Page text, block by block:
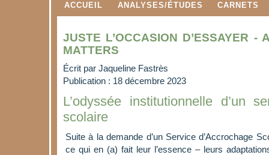
ACCUEIL ANALYSES/ÉTUDES CARNETS
JUSTE L’OCCASION D’ESSAYER -
MATTERS
Écrit par Jaqueline Fastrès
Publication : 18 décembre 2023
L’odyssée institutionnelle d’un
scolaire
Suite à la demande d’un Service d’Accrochage
ce qui en (a) fait leur l’essence – leurs